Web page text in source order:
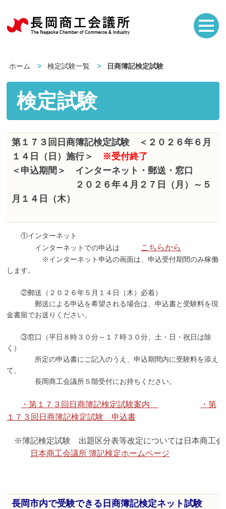
ホーム 検定試験一覧 日商簿記検定試験
検定試験
第１７３回日商簿記検定試験 ＜２０２６年６月
１４日（日）施行＞ ※受付終了
＜申込期間＞ インターネット・郵送・窓口
２０２６年４月２７日（月）～５
月１４日（木）
①インターネット
インターネットでの申込は こちらから
※インターネット申込の画面は、申込受付期間のみ稼働
します。
②郵送（２０２６年５月１４日（木）必着）
郵送による申込を希望される場合は、申込書と受験料を現
金書留でお送りください。
③窓口（平日８時３０分～１７時３０分、土・日・祝日は除
く）
所定の申込書にご記入のうえ、申込期間内に受験料を添え
て、
長岡商工会議所５階受付にお持ちください。
・第１７３回日商簿記検定試験案内
・第
１７３回日商簿記検定試験 申込書
※簿記検定試験 出題区分表等改定については日本商工会
日本商工会議所 簿記検定ホームページ
長岡市内で受験できる日商簿記検定ネット試験